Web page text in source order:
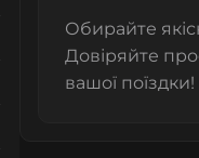
Обирайте
Довіряйте
вашої поїздки!